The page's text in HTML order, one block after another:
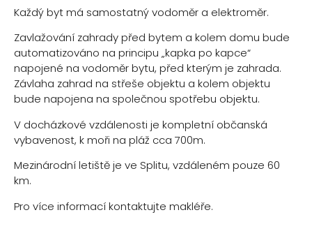
Každý byt má samostatný vodoměr a elektroměr.
Zavlažování zahrady před bytem a kolem domu bude
automatizováno na principu „kapka po kapce“
napojené na vodoměr bytu, před kterým je zahrada.
Závlaha zahrad na střeše objektu a kolem objektu
bude napojena na společnou spotřebu objektu.
V docházkové vzdálenosti je kompletní občanská
vybavenost, k moři na pláž cca 700m.
Mezinárodní letiště je ve Splitu, vzdáleném pouze 60
km.
Pro více informací kontaktujte makléře.